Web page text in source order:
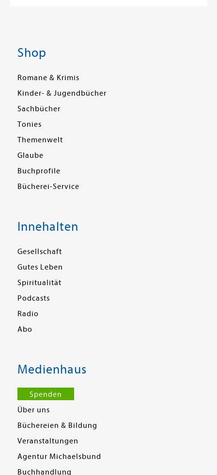
Shop
Romane & Krimis
Kinder- & Jugendbücher
Sachbücher
Tonies
Themenwelt
Glaube
Buchprofile
Bücherei-Service
Innehalten
Gesellschaft
Gutes Leben
Spiritualität
Podcasts
Radio
Abo
Medienhaus
Spenden
Über uns
Büchereien & Bildung
Veranstaltungen
Agentur Michaelsbund
Buchhandlung